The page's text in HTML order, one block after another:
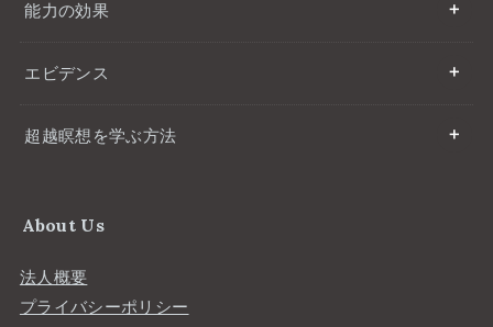
能力の効果
エビデンス
超越瞑想を学ぶ方法
About Us
法人概要
プライバシーポリシー